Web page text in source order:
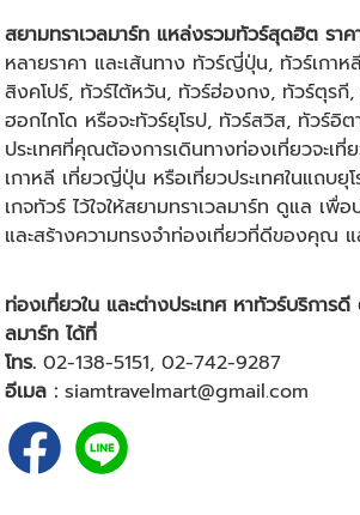
สยามทราเวลมาร์ท แหล่งรวมทัวร์สุดฮิต ร
หลายราคา และเส้นทาง ทัวร์ญี่ปุ่น, ทัวร์เกาหลี
สิงคโปร์, ทัวร์ไต้หวัน, ทัวร์ฮ่องกง, ทัวร์ตุรกี,
ฮอกไกโด หรือจะทัวร์ยุโรป, ทัวร์สวิส, ทัวร์อิต
ประเทศที่คุณต้องการเดินทางท่องเที่ยวจะเที่
เกาหลี เที่ยวญี่ปุ่น หรือเที่ยวประเทศในแถบ
เกจทัวร์ ไว้ใจให้สยามทราเวลมาร์ท ดูแล เพื่
และสร้างความทรงจำท่องเที่ยวที่ดีของคุณ
ท่องเที่ยวใน และต่างประเทศ หาทัวร์บริการ
ลมาร์ท ได้ที่
โทร. 02-138-5151, 02-742-9287
อีเมล : siamtravelmart@gmail.com